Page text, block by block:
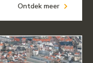
Ontdek meer